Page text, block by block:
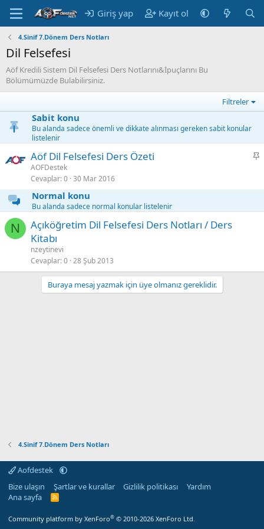
Giriş yap Kayıt ol
4.Sinif 7.Dönem Ders Notları
Dil Felsefesi
Aöf Kredili Sistem Dil Felsefesi Ders Notlarını&İpuçlarını Bu
Bölümümüzde Bulabilirsiniz.
Filtreler
Sabit konu
Bu alanda sadece önemli ve dikkate alınması gereken sabit konular
listelenir
S
Aöf Dil Felsefesi Ders Özeti
AOFDestek
Cevaplar 0 30 Mar 2016
Normal konu
Bu alanda sadece normal konular listelenir
N
Açıköğretim Dil Felsefesi Ders Notları / Ders
Kitabı
nzeytinevi
Cevaplar 0 28 Şub 2013
Buraya mesaj yazmak için üye olmanız gereklidir.
4.Sinif 7.Dönem Ders Notları
Aofdestek
Bize ulaşın
Şartlar ve kurallar Gizlilik politikası
Yardım
Ana sayfa
R
Community platform by XenForo® © 2010-2026 XenForo Ltd.